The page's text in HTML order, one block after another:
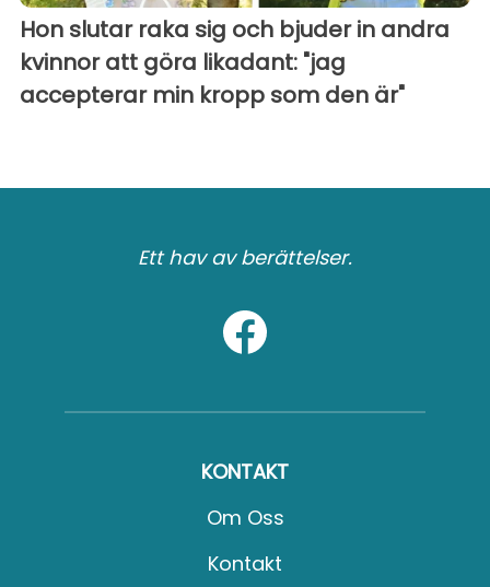
Hon slutar raka sig och bjuder in andra
kvinnor att göra likadant: "jag
accepterar min kropp som den är"
Ett hav av berättelser.
KONTAKT
Om Oss
Kontakt